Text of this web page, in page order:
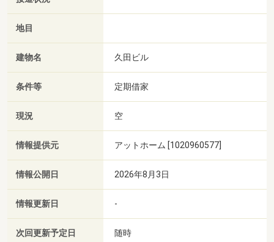
地目
建物名 久田ビル
条件等 定期借家
現況 空
情報提供元 アットホーム [1020960577]
情報公開日 2026年8月3日
情報更新日 -
次回更新予定日 随時